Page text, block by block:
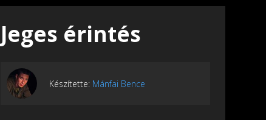
Jeges érintés
Készítette: Mánfai Bence